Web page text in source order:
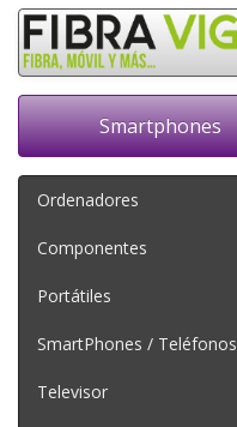
Smartphones
Ordenadores
Componentes
Portátiles
SmartPhones / Teléfonos
Televisor